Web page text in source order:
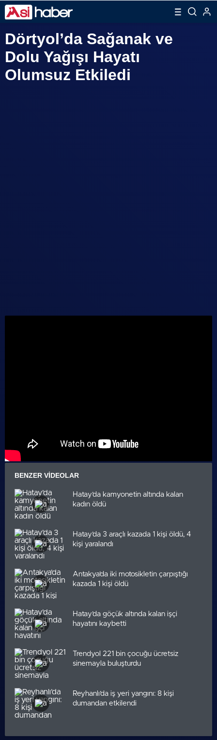
Dörtyol’da Sağanak ve
Dolu Yağışı Hayatı
Olumsuz Etkiledi
BENZER VIDEOLAR
Hatay’da kamyonetin altında kalan
kadın öldü
Hatay’da 3 araçlı kazada 1 kişi öldü, 4
kişi yaralandı
Antakya’da iki motosikletin çarpıştığı
kazada 1 kişi öldü
Hatay’da göçük altında kalan işçi
hayatını kaybetti
Trendyol 221 bin çocuğu ücretsiz
sinemayla buluşturdu
Reyhanlı’da iş yeri yangını: 8 kişi
dumandan etkilendi